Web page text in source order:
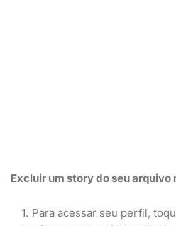
Excluir um storydo seu arquivo
Para acessar seu perfil,